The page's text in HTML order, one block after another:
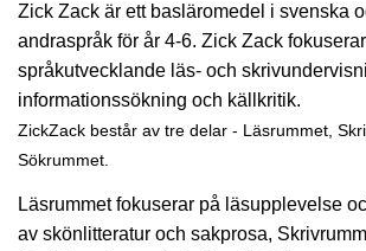
Zick Zack är ett basläromedel i svenska
andraspråk för år 4-6. Zick Zack
språkutvecklande läs- och
informationssökning och källkritik.
ZickZack består av tre delar - Läsrummet,
Sökrummet.
Läsrummet fokuserar på läsupplevelse
av skönlitteratur och sakprosa,